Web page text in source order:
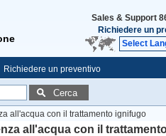
Sales & Support
Richiedere un
Select
Richiedere un preventivo
Cerca
all'acqua con il trattamento ignifugo
all'acqua con il